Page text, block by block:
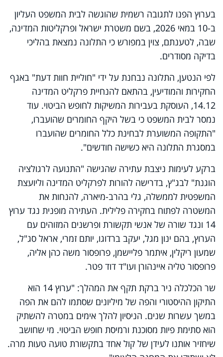
בערוץ הפנו לתגובה רשמית שהוגשה לבית המשפט העליון
ב-10 במאי 2026, בשם משטרת ישראל ופרקליטות המדינה,
שבה, לטענתם, צוין במפורש כי התלונה נמצאת בהליכי
בדיקה מסודרים.
לפי הנטען, התלונה נבחנת על ידי "חוליית חוות דעת" באגף
החקירות והמודיעין, בהתאם להנחיית פרקליט המדינה
14.12, העוסקת בעבירות המשיקות לחופש הביטוי. עוד
נמסר לבית המשפט כי בשל היקף החומרים שהועברו,
"התקופה המשוערת לבחינת כלל החומרים שהועברו
במסגרת התלונה היא כשישה חודשים".
ברקע לעימות ניצבת עתירה שהגישה "התנועה לרגולציה
הוגנת" לבג"ץ, בדרישה להורות לפרקליט המדינה וליועצת
המשפטית לממשלה, גלי בהרב-מיארה, להנחות את
המשטרה לפתוח בחקירה פלילית. העתירה מופנית נגד ערוץ
14 ונגד שורה של אנשי תקשורת ופרשנים המזוהים עם
הערוץ, בהם ינון מגל, יעקב ברדוגו, יותם זמרי, אראל סג"ל,
שמעון ריקלין, איתמר פליישמן, פרופסור משה כהן אליה,
פרופסור טליה איינהורן ועו"ד דוד פטר.
שר הכלכלה ניר ברקת תקף את המהלך: "ערוץ 14 הוא
התיקון ההיסטורי והפה של מיליונים שסתמו להם את הפה
במשך עשרות שנים. הניסיון להלך אימים במטרה להשתיק
הוא סתימת פיות מסוכנת ורמיסת חופש הביטוי. מי שחושב
שיחזיר אותנו לעידן של קול אחד בתקשורת טועה טעות מרה.